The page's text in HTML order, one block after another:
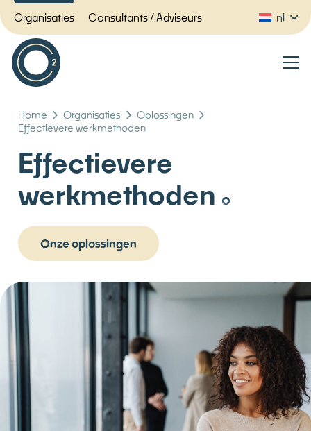
Organisaties Consultants / Adviseurs nl
Home Organisaties
Oplossingen
Effectievere werkmethoden
Effectievere
werkmethoden
Onze oplossingen